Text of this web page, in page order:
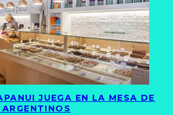
JUEGA EN LA MESA DE